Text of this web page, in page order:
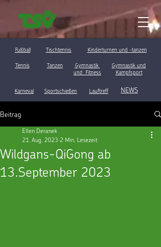
Fußball Tischtennis Kinderturnen und -tanzen
Tennis Tanzen
Gymnastik
und Fitness
Gymnastik und
Kampfsport
Karneval Sportschießen Lauftreff NEWS
Beitrag
Wildgans-QiGong ab
13.September 2023
Ellen Deranek
21. Aug. 2023 2 Min. Lesezeit